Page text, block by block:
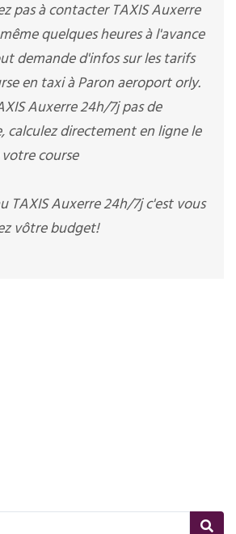
pas à contacter TAXIS Auxerre
quelques heures à l'avance
demande d'infos sur les tarifs
en taxi à Paron aeroport orly.
Auxerre 24h/7j pas de
calculez directement en ligne le
course
TAXIS Auxerre 24h/7j c'est vous
vôtre budget!